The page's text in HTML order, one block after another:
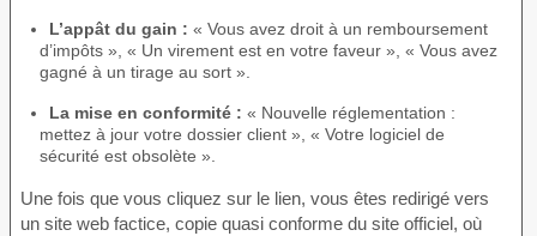
L’appât du gain : « Vous avez droit à un remboursement
d’impôts », « Un virement est en votre faveur », « Vous avez
gagné à un tirage au sort ».
La mise en conformité : « Nouvelle réglementation :
mettez à jour votre dossier client », « Votre logiciel de
sécurité est obsolète ».
Une fois que vous cliquez sur le lien, vous êtes redirigé vers
un site web factice, copie quasi conforme du site officiel, où